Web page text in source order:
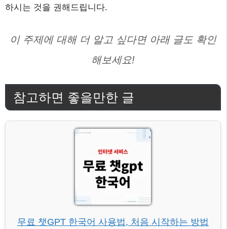
하시는 것을 권해드립니다.
이 주제에 대해 더 알고 싶다면 아래 글도 확인
해보세요!
참고하면 좋을만한 글
무료 챗GPT 한국어 사용법, 처음 시작하는 방법